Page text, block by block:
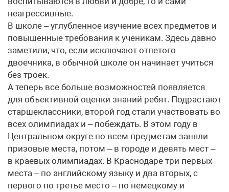
неагрессивные.
В школе – углубленное изучение всех предметов и
повышенные требования к ученикам. Здесь давно
заметили, что, если исключают отпетого
двоечника, в обычной школе он начинает учиться
без троек.
А теперь все больше возможностей появляется
для объективной оценки знаний ребят. Подрастают
старшеклассники, второй год стали участвовать во
всех олимпиадах и – побеждать. В этом году в
Центральном округе по всем предметам заняли
призовые места, потом – в городе и девять мест –
в краевых олимпиадах. В Краснодаре три первых
места – по английскому языку и два вторых, с
первого по третье место – по немецкому и